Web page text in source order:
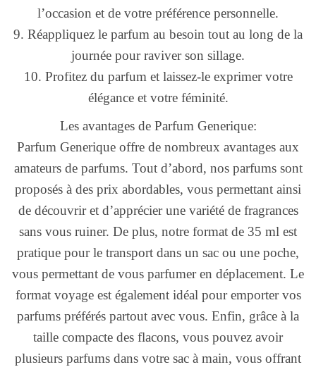
l’occasion et de votre préférence personnelle.
9. Réappliquez le parfum au besoin tout au long de la
journée pour raviver son sillage.
10. Profitez du parfum et laissez-le exprimer votre
élégance et votre féminité.
Les avantages de Parfum Generique:
Parfum Generique offre de nombreux avantages aux
amateurs de parfums. Tout d’abord, nos parfums sont
proposés à des prix abordables, vous permettant ainsi
de découvrir et d’apprécier une variété de fragrances
sans vous ruiner. De plus, notre format de 35 ml est
pratique pour le transport dans un sac ou une poche,
vous permettant de vous parfumer en déplacement. Le
format voyage est également idéal pour emporter vos
parfums préférés partout avec vous. Enfin, grâce à la
taille compacte des flacons, vous pouvez avoir
plusieurs parfums dans votre sac à main, vous offrant